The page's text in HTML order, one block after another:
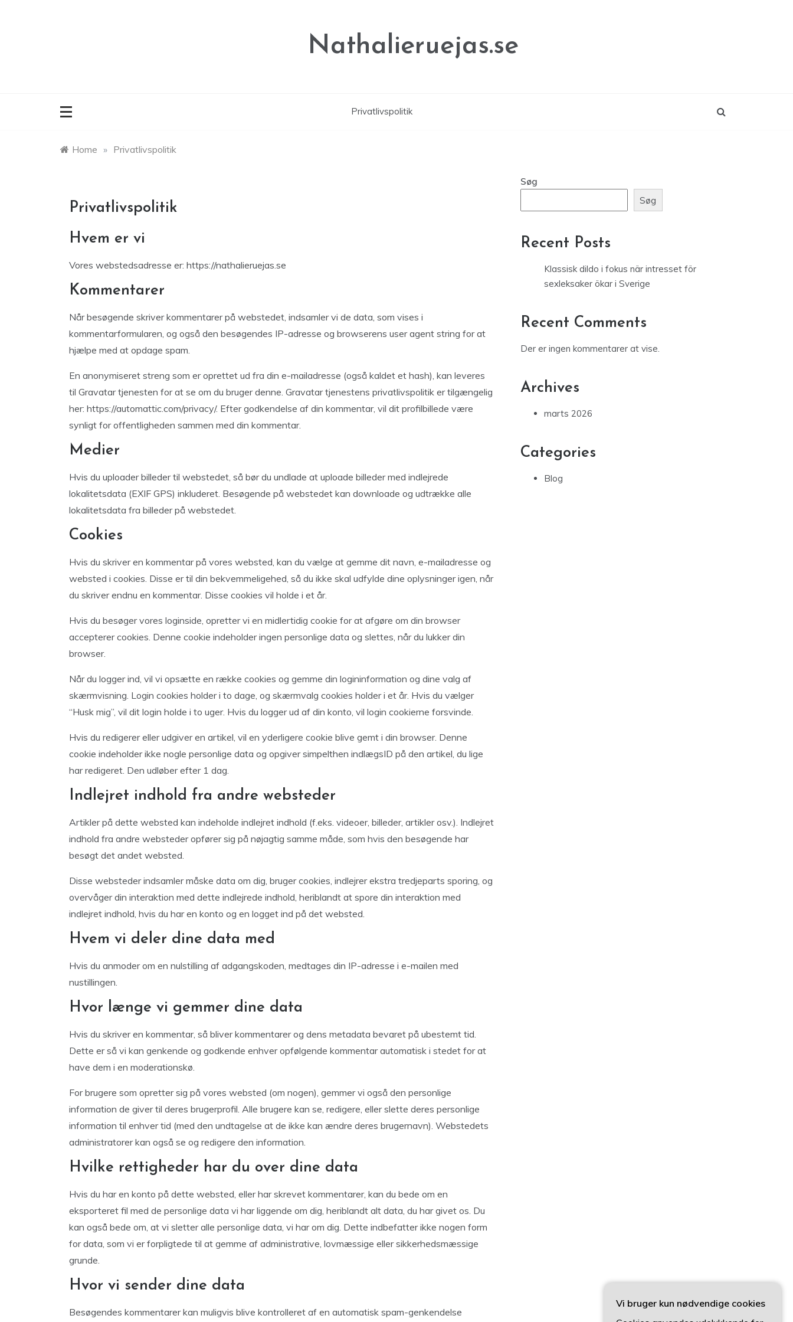
Nathalieruejas.se
Privatlivspolitik
Home » Privatlivspolitik
Privatlivspolitik
Hvem er vi
Vores webstedsadresse er: https://nathalieruejas.se
Kommentarer
Når besøgende skriver kommentarer på webstedet, indsamler vi de data, som vises i
kommentarformularen, og også den besøgendes IP-adresse og browserens user agent string for at
hjælpe med at opdage spam.
En anonymiseret streng som er oprettet ud fra din e-mailadresse (også kaldet et hash), kan leveres
til Gravatar tjenesten for at se om du bruger denne. Gravatar tjenestens privatlivspolitik er tilgængelig
her: https://automattic.com/privacy/. Efter godkendelse af din kommentar, vil dit profilbillede være
synligt for offentligheden sammen med din kommentar.
Medier
Hvis du uploader billeder til webstedet, så bør du undlade at uploade billeder med indlejrede
lokalitetsdata (EXIF GPS) inkluderet. Besøgende på webstedet kan downloade og udtrække alle
lokalitetsdata fra billeder på webstedet.
Cookies
Hvis du skriver en kommentar på vores websted, kan du vælge at gemme dit navn, e-mailadresse og
websted i cookies. Disse er til din bekvemmeligehed, så du ikke skal udfylde dine oplysninger igen, når
du skriver endnu en kommentar. Disse cookies vil holde i et år.
Hvis du besøger vores loginside, opretter vi en midlertidig cookie for at afgøre om din browser
accepterer cookies. Denne cookie indeholder ingen personlige data og slettes, når du lukker din
browser.
Når du logger ind, vil vi opsætte en række cookies og gemme din logininformation og dine valg af
skærmvisning. Login cookies holder i to dage, og skærmvalg cookies holder i et år. Hvis du vælger
“Husk mig”, vil dit login holde i to uger. Hvis du logger ud af din konto, vil login cookierne forsvinde.
Hvis du redigerer eller udgiver en artikel, vil en yderligere cookie blive gemt i din browser. Denne
cookie indeholder ikke nogle personlige data og opgiver simpelthen indlægsID på den artikel, du lige
har redigeret. Den udløber efter 1 dag.
Indlejret indhold fra andre websteder
Artikler på dette websted kan indeholde indlejret indhold (f.eks. videoer, billeder, artikler osv.). Indlejret
indhold fra andre websteder opfører sig på nøjagtig samme måde, som hvis den besøgende har
besøgt det andet websted.
Disse websteder indsamler måske data om dig, bruger cookies, indlejrer ekstra tredjeparts sporing, og
overvåger din interaktion med dette indlejrede indhold, heriblandt at spore din interaktion med
indlejret indhold, hvis du har en konto og en logget ind på det websted.
Hvem vi deler dine data med
Hvis du anmoder om en nulstilling af adgangskoden, medtages din IP-adresse i e-mailen med
nustillingen.
Hvor længe vi gemmer dine data
Hvis du skriver en kommentar, så bliver kommentarer og dens metadata bevaret på ubestemt tid.
Dette er så vi kan genkende og godkende enhver opfølgende kommentar automatisk i stedet for at
have dem i en moderationskø.
For brugere som opretter sig på vores websted (om nogen), gemmer vi også den personlige
information de giver til deres brugerprofil. Alle brugere kan se, redigere, eller slette deres personlige
information til enhver tid (med den undtagelse at de ikke kan ændre deres brugernavn). Webstedets
administratorer kan også se og redigere den information.
Hvilke rettigheder har du over dine data
Hvis du har en konto på dette websted, eller har skrevet kommentarer, kan du bede om en
eksporteret fil med de personlige data vi har liggende om dig, heriblandt alt data, du har givet os. Du
kan også bede om, at vi sletter alle personlige data, vi har om dig. Dette indbefatter ikke nogen form
for data, som vi er forpligtede til at gemme af administrative, lovmæssige eller sikkerhedsmæssige
grunde.
Hvor vi sender dine data
Besøgendes kommentarer kan muligvis blive kontrolleret af en automatisk spam-genkendelse
Søg
Søg
Recent Posts
Klassisk dildo i fokus när intresset för
sexleksaker ökar i Sverige
Recent Comments
Der er ingen kommentarer at vise.
Archives
marts 2026
Categories
Blog
Vi bruger kun nødvendige cookies